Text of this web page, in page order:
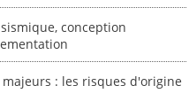
conception
: les risques d'origine